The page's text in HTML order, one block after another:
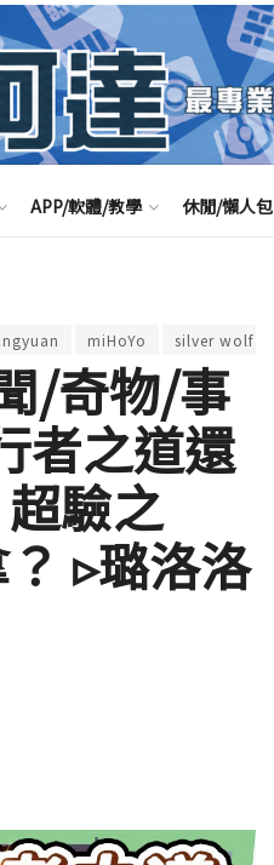
APP/軟體/教學 休閒/懶人包
miHoYo silver wolf
/奇物/事
者之道還
驗之
▹璐洛洛